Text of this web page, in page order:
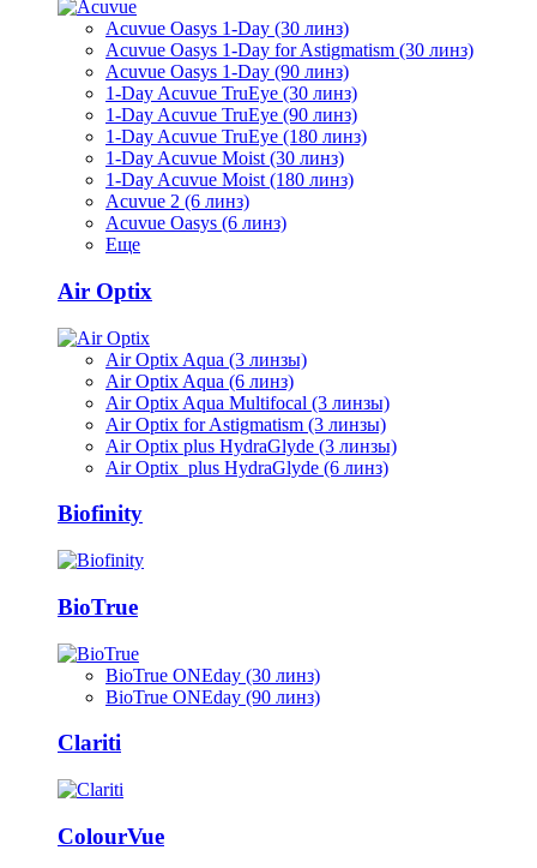
Acuvue Oasys 1-Day (30 линз)
Acuvue Oasys 1-Day for Astigmatism (30 линз)
Acuvue Oasys 1-Day (90 линз)
1-Day Acuvue TruEye (30 линз)
1-Day Acuvue TruEye (90 линз)
1-Day Acuvue TruEye (180 линз)
1-Day Acuvue Moist (30 линз)
1-Day Acuvue Moist (180 линз)
Acuvue 2 (6 линз)
Acuvue Oasys (6 линз)
Еще
Air Optix
Air Optix Aqua (3 линзы)
Air Optix Aqua (6 линз)
Air Optix Aqua Multifocal (3 линзы)
Air Optix for Astigmatism (3 линзы)
Air Optix plus HydraGlyde (3 линзы)
Air Optix plus HydraGlyde (6 линз)
Biofinity
BioTrue
BioTrue ONEday (30 линз)
BioTrue ONEday (90 линз)
Clariti
ColourVue